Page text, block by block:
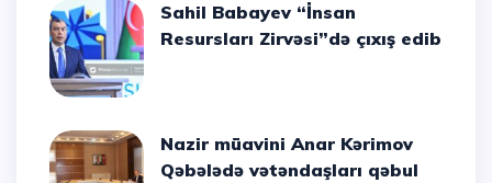
Sahil Babayev “İnsan
Resursları Zirvəsi”də çıxış edib
Nazir müavini Anar Kərimov
Qəbələdə vətəndaşları qəbul